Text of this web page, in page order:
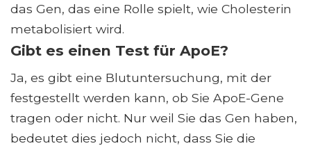
das Gen, das eine Rolle spielt, wie Cholesterin
metabolisiert wird.
Gibt es einen Test für ApoE?
Ja, es gibt eine Blutuntersuchung, mit der
festgestellt werden kann, ob Sie ApoE-Gene
tragen oder nicht. Nur weil Sie das Gen haben,
bedeutet dies jedoch nicht, dass Sie die